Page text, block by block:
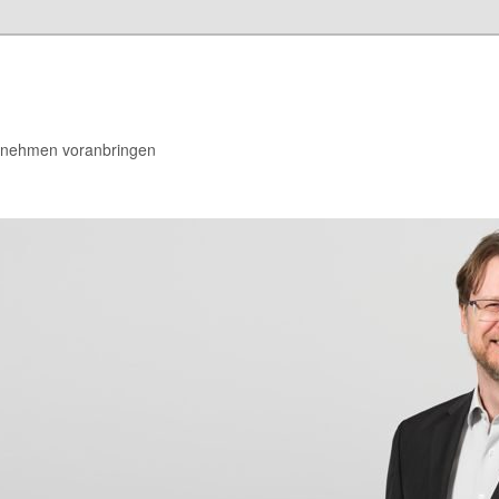
voranbringen